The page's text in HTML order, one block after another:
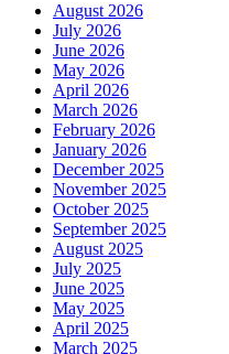
August 2026
July 2026
June 2026
May 2026
April 2026
March 2026
February 2026
January 2026
December 2025
November 2025
October 2025
September 2025
August 2025
July 2025
June 2025
May 2025
April 2025
March 2025